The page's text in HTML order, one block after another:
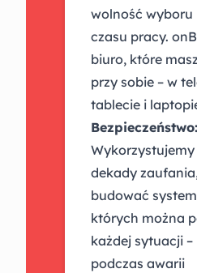
wolność wyboru
czasu pracy.
biuro, które
przy sobie – w
tablecie i
Bezpieczeństwo:
dekady
budować
których można
każdej sytuacji
podczas awarii